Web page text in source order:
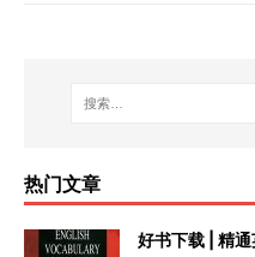
热门文章
好书下载 | 精